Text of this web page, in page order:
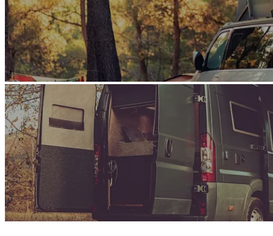
Campervan & Campingbus
Ausgebauter Kastenwagen